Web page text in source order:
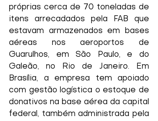
próprias cerca de 70 toneladas de
itens arrecadados pela FAB que
estavam armazenados em bases
aéreas nos aeroportos de
Guarulhos, em São Paulo, e do
Galeão, no Rio de Janeiro. Em
Brasília, a empresa tem apoiado
com gestão logística o estoque de
donativos na base aérea da capital
federal, também administrada pela